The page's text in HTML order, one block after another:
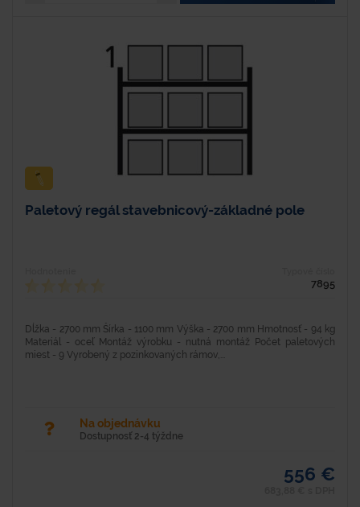
Paletový regál stavebnicový-základné pole
7895
Dĺžka - 2700 mm Šírka - 1100 mm Výška - 2700 mm Hmotnosť - 94 kg
Materiál - oceľ Montáž výrobku - nutná montáž Počet paletových
miest - 9 Vyrobený z pozinkovaných rámov,...
Na objednávku
Dostupnosť 2-4 týždne
556 €